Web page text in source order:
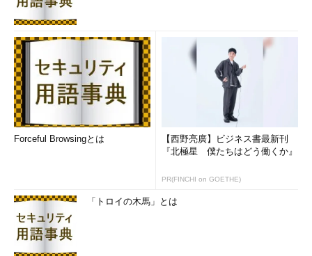
Forceful Browsingとは
【西野亮廣】ビジネス書最新刊
『北極星 僕たちはどう働くか』
PR(FINCHI on GOETHE)
「トロイの木馬」とは